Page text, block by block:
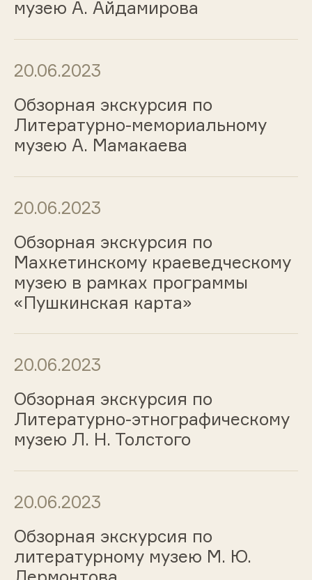
музею А. Айдамирова
20.06.2023
Обзорная экскурсия по
Литературно-мемориальному
музею А. Мамакаева
20.06.2023
Обзорная экскурсия по
Махкетинскому краеведческому
музею в рамках программы
«Пушкинская карта»
20.06.2023
Обзорная экскурсия по
Литературно-этнографическому
музею Л. Н. Толстого
20.06.2023
Обзорная экскурсия по
литературному музею М. Ю.